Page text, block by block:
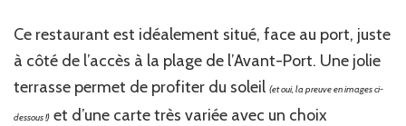
Ce restaurant est idéalement situé, face au port, juste
à côté de l’accès à la plage de l’Avant-Port. Une jolie
terrasse permet de profiter du soleil (et oui, la preuve en images ci-
dessous !) et d’une carte très variée avec un choix